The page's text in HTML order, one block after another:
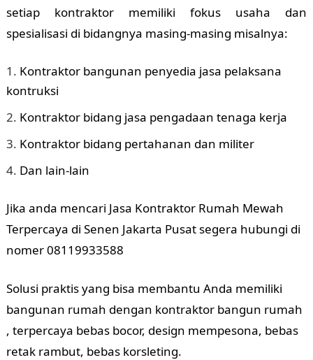
setiap kontraktor memiliki fokus usaha dan
spesialisasi di bidangnya masing-masing misalnya:
Kontraktor bangunan penyedia jasa pelaksana
kontruksi
Kontraktor bidang jasa pengadaan tenaga kerja
Kontraktor bidang pertahanan dan militer
Dan lain-lain
Jika anda mencari Jasa Kontraktor Rumah Mewah
Terpercaya di Senen Jakarta Pusat segera hubungi di
nomer 08119933588
Solusi praktis yang bisa membantu Anda memiliki
bangunan rumah dengan kontraktor bangun rumah
, terpercaya bebas bocor, design mempesona, bebas
retak rambut, bebas korsleting.